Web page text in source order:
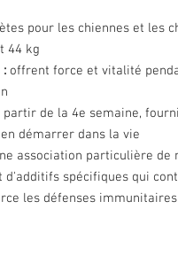
pour les chiennes et les
44 kg
: offrent force et vitalité
partir de la 4e semaine,
démarrer dans la vie
association particulière de
spécifiques qui
les défenses